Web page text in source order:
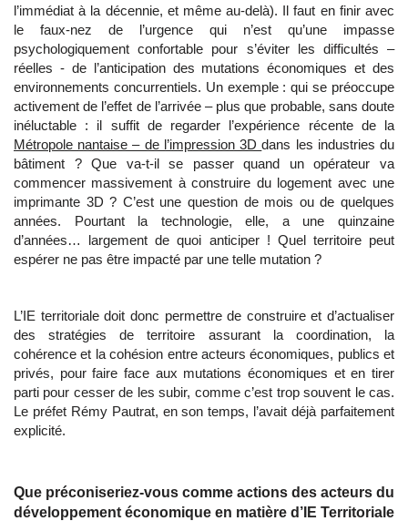
l’immédiat à la décennie, et même au-delà). Il faut en finir avec
le faux-nez de l’urgence qui n’est qu’une impasse
psychologiquement confortable pour s’éviter les difficultés –
réelles - de l’anticipation des mutations économiques et des
environnements concurrentiels. Un exemple : qui se préoccupe
activement de l’effet de l’arrivée – plus que probable, sans doute
inéluctable : il suffit de regarder l’expérience récente de la
Métropole nantaise – de l’impression 3Ddans les industries du
bâtiment ? Que va-t-il se passer quand un opérateur va
commencer massivement à construire du logement avec une
imprimante 3D ? C’est une question de mois ou de quelques
années. Pourtant la technologie, elle, a une quinzaine
d’années… largement de quoi anticiper ! Quel territoire peut
espérer ne pas être impacté par une telle mutation ?
L’IE territoriale doit donc permettre de construire et d’actualiser
des stratégies de territoire assurant la coordination, la
cohérence et la cohésion entre acteurs économiques, publics et
privés, pour faire face aux mutations économiques et en tirer
parti pour cesser de les subir, comme c’est trop souvent le cas.
Le préfet Rémy Pautrat, en son temps, l’avait déjà parfaitement
explicité.
Que préconiseriez-vous comme actions des acteurs du
développement économique en matière d’IE Territoriale